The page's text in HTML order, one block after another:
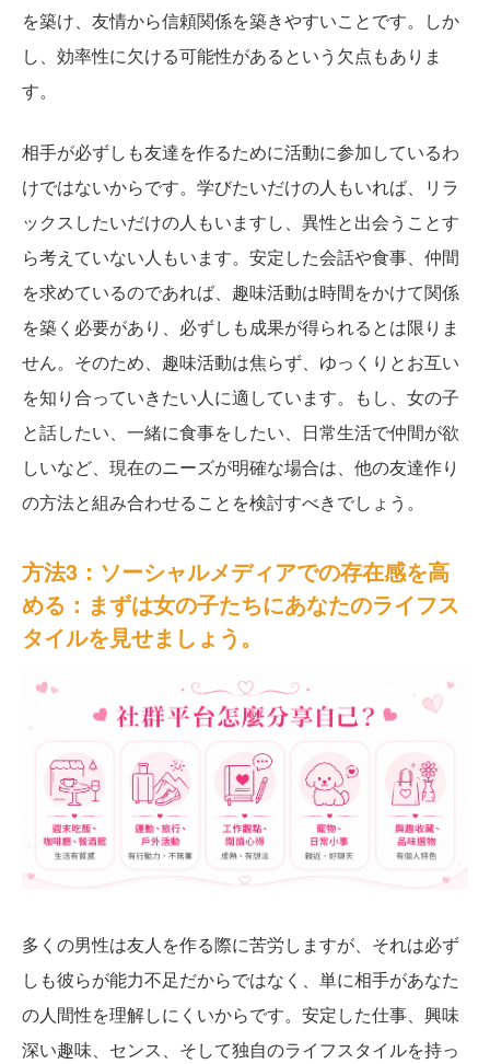
を築け、友情から信頼関係を築きやすいことです。しか
し、効率性に欠ける可能性があるという欠点もありま
す。
相手が必ずしも友達を作るために活動に参加しているわ
けではないからです。学びたいだけの人もいれば、リラ
ックスしたいだけの人もいますし、異性と出会うことす
ら考えていない人もいます。安定した会話や食事、仲間
を求めているのであれば、趣味活動は時間をかけて関係
を築く必要があり、必ずしも成果が得られるとは限りま
せん。そのため、趣味活動は焦らず、ゆっくりとお互い
を知り合っていきたい人に適しています。もし、女の子
と話したい、一緒に食事をしたい、日常生活で仲間が欲
しいなど、現在のニーズが明確な場合は、他の友達作り
の方法と組み合わせることを検討すべきでしょう。
方法3：ソーシャルメディアでの存在感を高
める：まずは女の子たちにあなたのライフス
タイルを見せましょう。
多くの男性は友人を作る際に苦労しますが、それは必ず
しも彼らが能力不足だからではなく、単に相手があなた
の人間性を理解しにくいからです。安定した仕事、興味
深い趣味、センス、そして独自のライフスタイルを持っ